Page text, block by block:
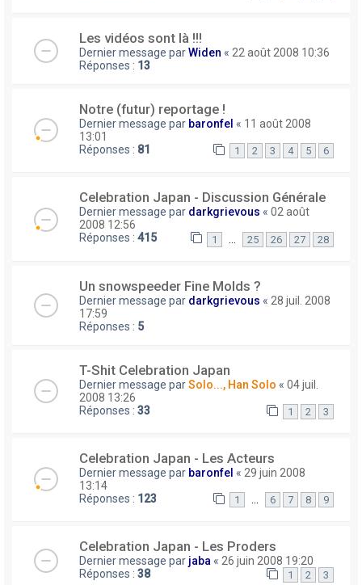
Les vidéos sont là !!!
Dernier message parWiden « 22 août 2008 10:36
Réponses : 13
Notre (futur) reportage !
Dernier message par baronfel « 11 août 2008
13:01
Réponses : 81 1 2 3 4 5 6
Celebration Japan - Discussion Générale
Dernier message par darkgrievous « 02 août
2008 12:56
Réponses : 415 1 25 26 27 28
Un snowspeeder Fine Molds ?
Dernier message par darkgrievous « 28 juil. 2008
17:59
Réponses : 5
T-Shit Celebration Japan
Dernier message parSolo..., Han Solo « 04 juil.
2008 13:26
Réponses : 33 1 2 3
Celebration Japan - Les Acteurs
Dernier message par baronfel « 29 juin 2008
13:14
Réponses : 123 1 6 7 8 9
Celebration Japan - Les Proders
Dernier message par jaba « 26 juin 2008 19:20
Réponses : 38 1 2 3